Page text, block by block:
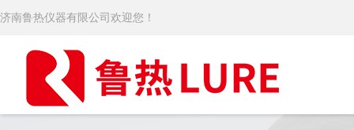
济南鲁热仪器有限公司欢迎您！